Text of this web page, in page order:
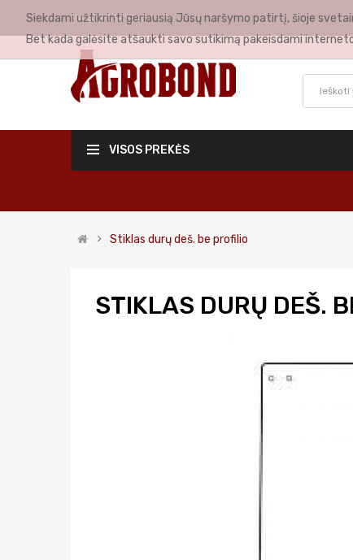
MANO PASKYRA
VISOS PREKĖS
Stiklas durų deš. be profilio
STIKLAS DURŲ DEŠ.
Siekdami užtikrinti geriausią Jūsų naršymo patirtį, šioje
Bet kada galėsite atšaukti savo sutikimą pakeisdami